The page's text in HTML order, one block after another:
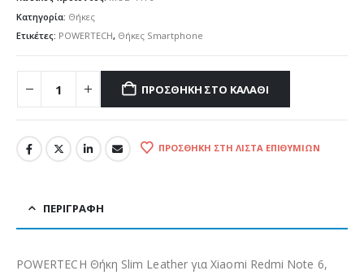
Κατηγορία: Θήκες
Ετικέτες: POWERTECH, Θήκες Smartphone
ΠΡΟΣΘΉΚΗ ΣΤΟ ΚΑΛΆΘΙ
ΠΡΟΣΘΉΚΗ ΣΤΗ ΛΊΣΤΑ ΕΠΙΘΥΜΙΏΝ
ΠΕΡΙΓΡΑΦΉ
POWERTECH Θήκη Slim Leather για Xiaomi Redmi Note 6,